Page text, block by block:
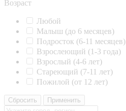
Возраст
Любой
Малыш (до 6 месяцев)
Подросток (6-11 месяцев)
Взрослеющий (1-3 года)
Взрослый (4-6 лет)
Стареющий (7-11 лет)
Пожилой (от 12 лет)
Сбросить Применить